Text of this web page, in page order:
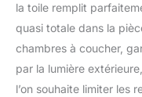
la toile remplit
quasi totale dans la
chambres à coucher,
par la lumière
l’on souhaite limiter les